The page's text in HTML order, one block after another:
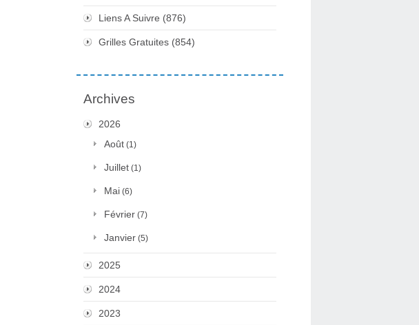
Liens A Suivre (876)
Grilles Gratuites (854)
Archives
2026
Août (1)
Juillet (1)
Mai (6)
Février (7)
Janvier (5)
2025
2024
2023